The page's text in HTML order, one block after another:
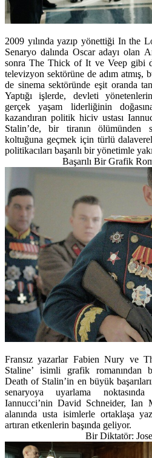
2009 yılında yazıp yönettiği In the
Senaryo dalında Oscar adayı olan
sonra The Thick of It ve Veep gibi
televizyon sektörüne de adım atmış,
de sinema sektöründe eşit oranda
Yaptığı işlerde, devleti
gerçek yaşam liderliğinin
kazandıran politik hiciv ustası
Stalin’de, bir tiranın ölümünden
koltuğuna geçmek için türlü
politikacıları başarılı bir yönetimle
Başarılı Bir Grafik
Fransız yazarlar Fabien Nury ve
Staline’ isimli grafik romanından
Death of Stalin’in en büyük
senaryoya uyarlama
Iannucci’nin David Schneider,
alanında usta isimlerle ortaklaşa
artıran etkenlerin başında geliyor.
Bir Diktatör: